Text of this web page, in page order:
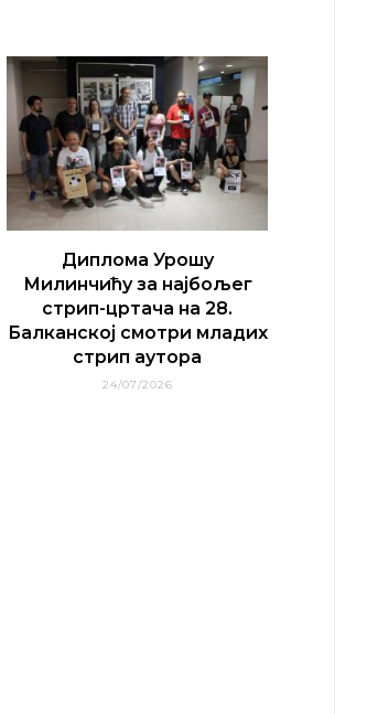
Диплома Урошу
Милинчићу за најбољег
стрип-цртача на 28.
Балканској смотри младих
стрип аутора
24/07/2026